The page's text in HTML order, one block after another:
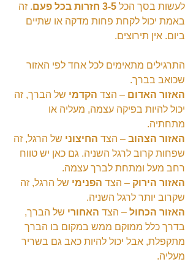
לעשות בסך הכל 3-5 חזרות בכל פעם
. זה
באמת יכול לקחת פחות מדקה או שתיים
ביום. אין תירוצים.
התרגילים מתאימים לכל אחד לפי האזור
שכואב בברך.
האזור האדום – הצד הקדמי של הברך, זה
יכול להיות בפיקה עצמה, מעליה או
מתחתיה.
האזור הצהוב – הצד החיצוני של הרגל, זה
שפחות קרוב לרגל השניה. גם כאן יש טווח
רחב מעל ומתחת לברך עצמה.
האזור הירוק – הצד הפנימי של הרגל, זה
שקרוב יותר לרגל השניה.
האזור הכחול – הצד האחורי של הברך,
בדרך כלל ממוקם ממש במקום בו הברך
מתקפלת, אבל יכול להיות כאב גם בשריר
מעליה.